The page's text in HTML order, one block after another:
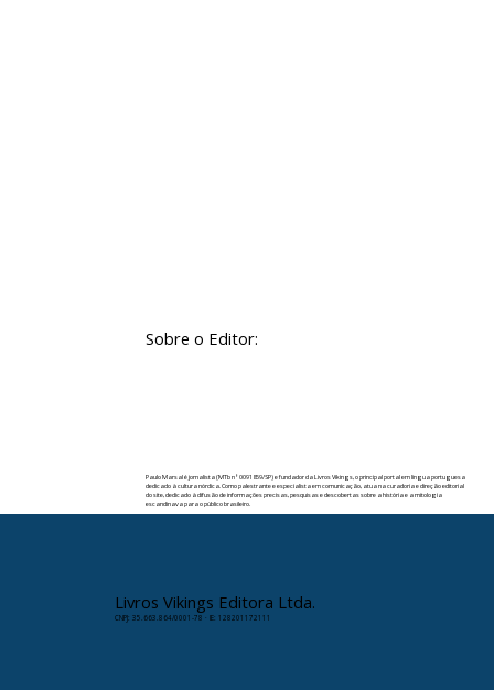
Sobre o Editor:
Paulo Marsal é jornalista (MTb nº 0091859/SP) e fundador da Livros Vikings, o principal portal em língua portuguesa
dedicado à cultura nórdica. Como palestrante e especialista em comunicação, atua na curadoria e direção editorial
do site, dedicado à difusão de informações precisas, pesquisas e descobertas sobre a história e a mitologia
escandinava para o público brasileiro.
Livros Vikings Editora Ltda.
CNPJ: 35.663.864/0001-78 · IE: 128201172111